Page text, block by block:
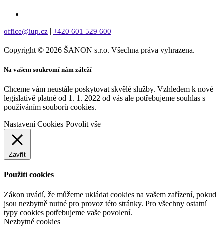
office@iup.cz | +420 601 529 600
Copyright © 2026 ŠANON s.r.o. Všechna práva vyhrazena.
Na vašem soukromí nám záleží
Chceme vám neustále poskytovat skvělé služby. Vzhledem k nové
legislativě platné od 1. 1. 2022 od vás ale potřebujeme souhlas s
používáním souborů cookies.
Nastavení Cookies Povolit vše
Zavřít
Použití cookies
Zákon uvádí, že můžeme ukládat cookies na vašem zařízení, pokud
jsou nezbytně nutné pro provoz této stránky. Pro všechny ostatní
typy cookies potřebujeme vaše povolení.
Nezbytné cookies